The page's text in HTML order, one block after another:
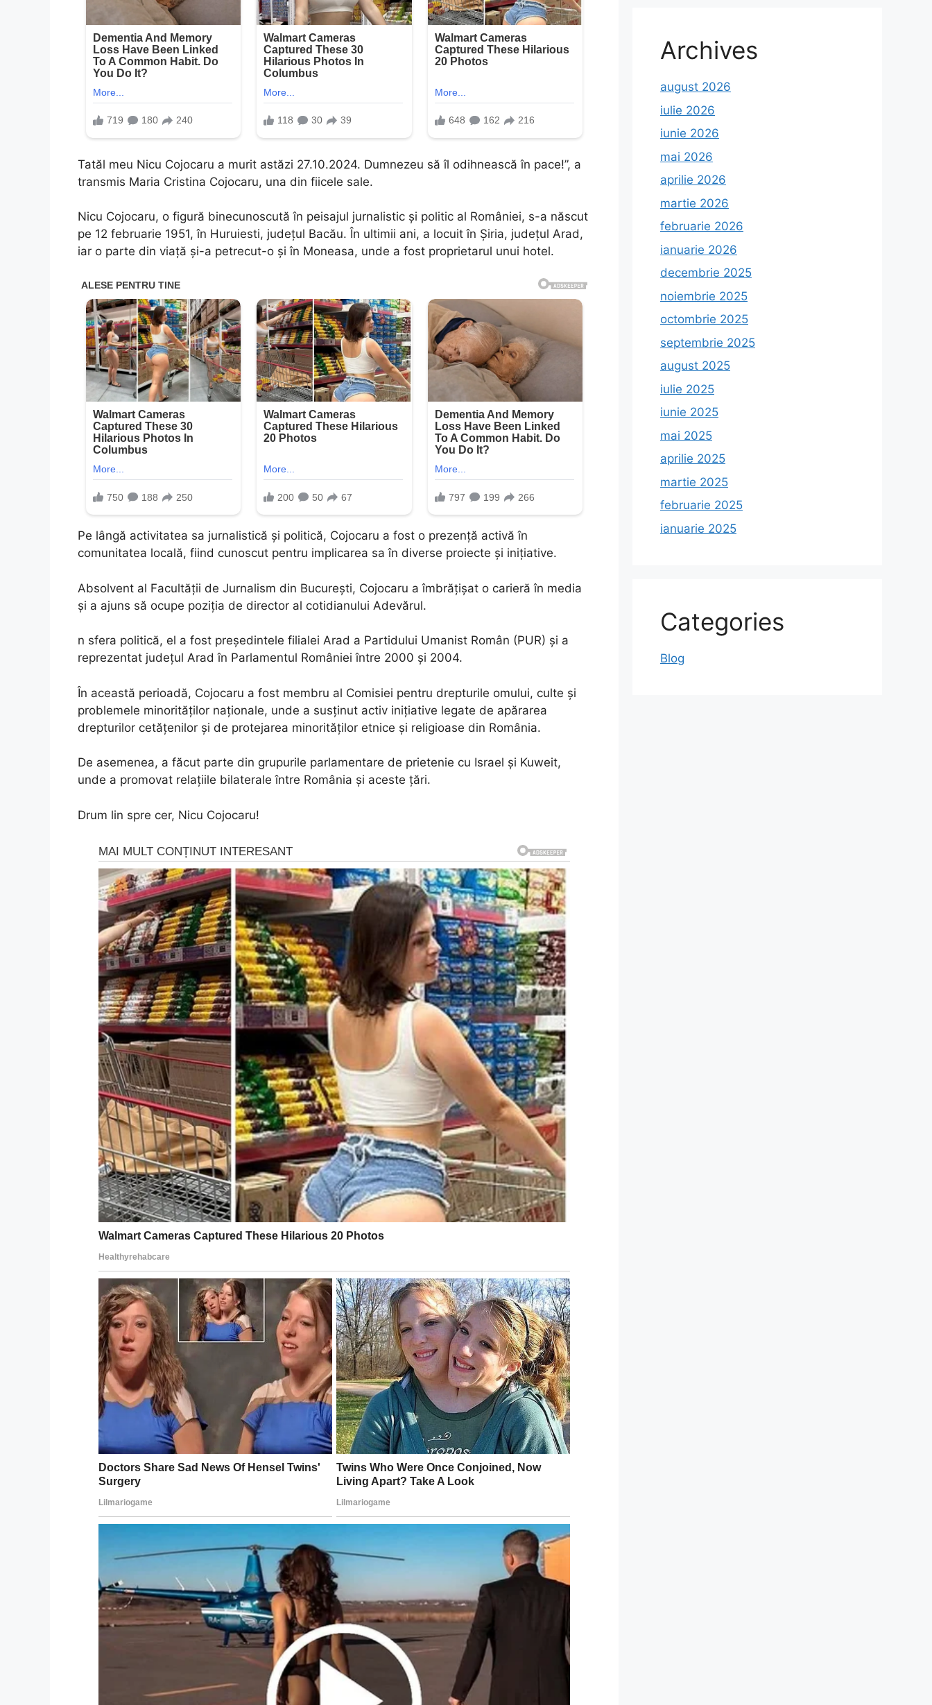
Tatăl meu Nicu Cojocaru a murit astăzi 27.10.2024. Dumnezeu să îl odihnească în pace!”, a
transmis Maria Cristina Cojocaru, una din fiicele sale.
Nicu Cojocaru, o figură binecunoscută în peisajul jurnalistic și politic al României, s-a născut
pe 12 februarie 1951, în Huruiesti, județul Bacău. În ultimii ani, a locuit în Șiria, județul Arad,
iar o parte din viață și-a petrecut-o și în Moneasa, unde a fost proprietarul unui hotel.
Pe lângă activitatea sa jurnalistică și politică, Cojocaru a fost o prezență activă în
comunitatea locală, fiind cunoscut pentru implicarea sa în diverse proiecte și inițiative.
Absolvent al Facultății de Jurnalism din București, Cojocaru a îmbrățișat o carieră în media
și a ajuns să ocupe poziția de director al cotidianului Adevărul.
n sfera politică, el a fost președintele filialei Arad a Partidului Umanist Român (PUR) și a
reprezentat județul Arad în Parlamentul României între 2000 și 2004.
În această perioadă, Cojocaru a fost membru al Comisiei pentru drepturile omului, culte și
problemele minorităților naționale, unde a susținut activ inițiative legate de apărarea
drepturilor cetățenilor și de protejarea minorităților etnice și religioase din România.
De asemenea, a făcut parte din grupurile parlamentare de prietenie cu Israel și Kuweit,
unde a promovat relațiile bilaterale între România și aceste țări.
Drum lin spre cer, Nicu Cojocaru!
Archives
august 2026
iulie 2026
iunie 2026
mai 2026
aprilie 2026
martie 2026
februarie 2026
ianuarie 2026
decembrie 2025
noiembrie 2025
octombrie 2025
septembrie 2025
august 2025
iulie 2025
iunie 2025
mai 2025
aprilie 2025
martie 2025
februarie 2025
ianuarie 2025
Categories
Blog